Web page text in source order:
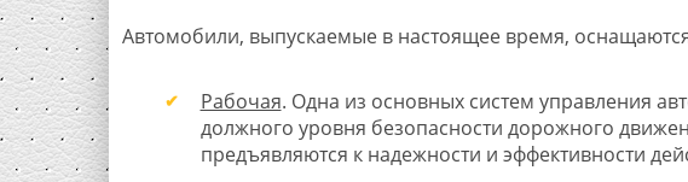
Автомобили, выпускаемые в настоящее время,
Рабочая. Одна из основных систем управления
должного уровня безопасности дорожного
предъявляются к надежности и эффективности